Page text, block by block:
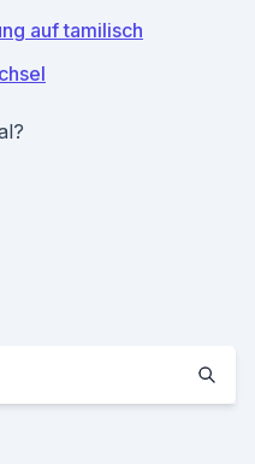
auf tamilisch